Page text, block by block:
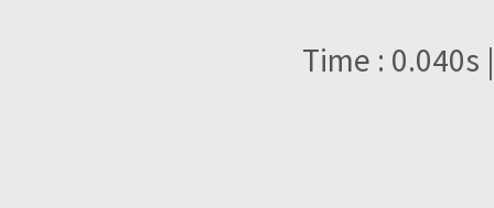
Time : 0.040s